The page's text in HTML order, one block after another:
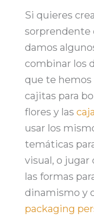
Si quieres
sorprendente
damos
combinar los
que te hemos
cajitas para
flores y las
usar los
temáticas
visual, o jugar
las formas
dinamismo y
packaging